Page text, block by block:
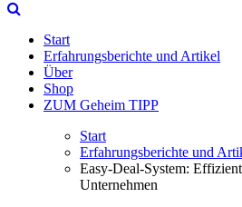
Start
Erfahrungsberichte und Artikel
Über
Shop
ZUM Geheim TIPP
Start
Erfahrungsberichte und
Easy-Deal-System:
Unternehmen